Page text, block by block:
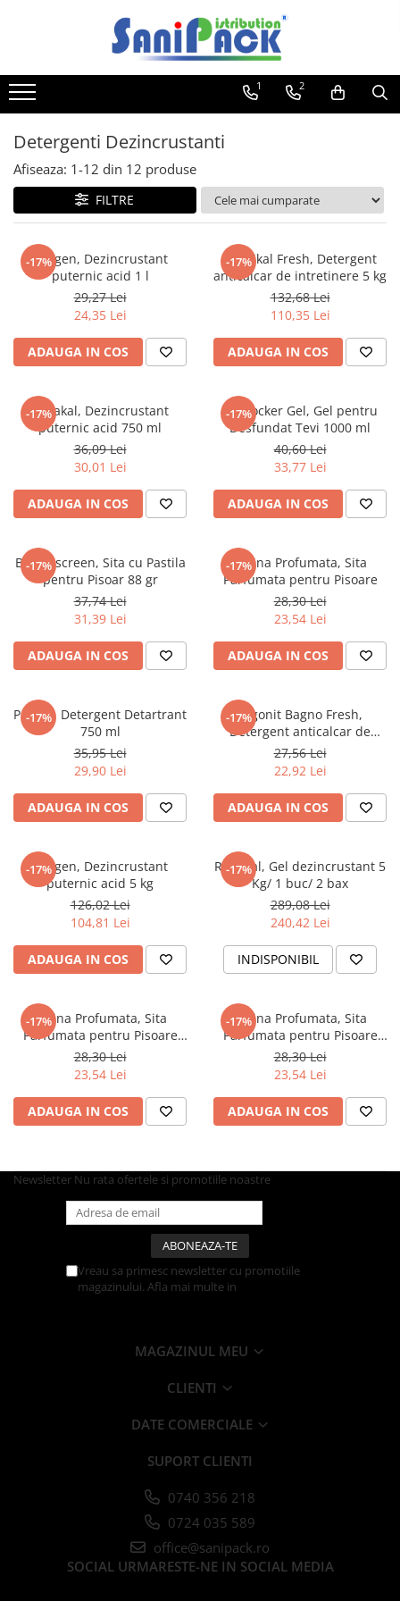
Toate Produsele
Produse de Curatenie
Sapunuri Lichide
Detergenti pentru Rufe
Dozare Manuala
Dozare Automata
Detergenti pentru Vase
Spalare Automata
Spalare Manuala
Detergenti Degresanti
Detergenti Dezincrustanti
Detergenti Pardoseli
Detergenti Universali
Produse pentru Piscina
Detergenti Ultra-Concentrati
Ambalaje si Consumabile
Articole Biodegradabile
Paie
Pungi
Farfurii
Caserole + Capace
Platouri
Articole din Carton
Tavite
Articole Albe
Articole Natur
Articole Natur + Albe
Articole din Hartie
Consumabile
Catering
Hartie Copt
Hartie Impachetat
Pungi Catering
Accesorii
Articole din Plastic PET
Echipament de Protectie
Articole din Carton Kraft Natur
1 2
Detergenti Dezincrustanti
Afiseaza: 1-12 din 12 produse
FILTRE
-17%
Puligen, Dezincrustant
puternic acid 1 l
29,27 Lei
24,35 Lei
ADAUGA IN COS
-17%
Igienikal Fresh, Detergent
anticalcar de intretinere 5 kg
132,68 Lei
110,35 Lei
ADAUGA IN COS
-17%
Ultrakal, Dezincrustant
puternic acid 750 ml
36,09 Lei
30,01 Lei
ADAUGA IN COS
-17%
Unblocker Gel, Gel pentru
Desfundat Tevi 1000 ml
40,60 Lei
33,77 Lei
ADAUGA IN COS
-17%
Bio Uriscreen, Sita cu Pastila
pentru Pisoar 88 gr
37,74 Lei
31,39 Lei
ADAUGA IN COS
-17%
Retina Profumata, Sita
Parfumata pentru Pisoare
28,30 Lei
23,54 Lei
ADAUGA IN COS
-17%
Pulivat, Detergent Detartrant
750 ml
35,95 Lei
29,90 Lei
ADAUGA IN COS
-17%Argonit Bagno Fresh,
Detergent anticalcar de
intretinere 750 ml
27,56 Lei
22,92 Lei
ADAUGA IN COS
-17%
Puligen, Dezincrustant
puternic acid 5 kg
126,02 Lei
104,81 Lei
ADAUGA IN COS
-17%
Ruderal, Gel dezincrustant 5
Kg/ 1 buc/ 2 bax
289,08 Lei
240,42 Lei
INDISPONIBIL
-17%
Retina Profumata, Sita
Parfumata pentru Pisoare
Rosa
28,30 Lei
23,54 Lei
ADAUGA IN COS
-17%
Retina Profumata, Sita
Parfumata pentru Pisoare
Verde
28,30 Lei
23,54 Lei
ADAUGA IN COS
Newsletter Nu rata ofertele si promotiile noastre
Vreau sa primesc newsletter cu promotiile
magazinului. Afla mai multe in
MAGAZINUL MEU
CLIENTI
DATE COMERCIALE
SUPORT CLIENTI
0740 356 218
0724 035 589
office@sanipack.ro
SOCIAL URMARESTE-NE IN SOCIAL MEDIA